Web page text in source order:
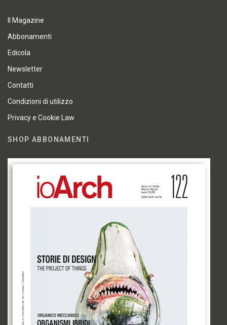
Il Magazine
Abbonamenti
Edicola
Newsletter
Contatti
Condizioni di utilizzo
Privacy e Cookie Law
SHOP ABBONAMENTI